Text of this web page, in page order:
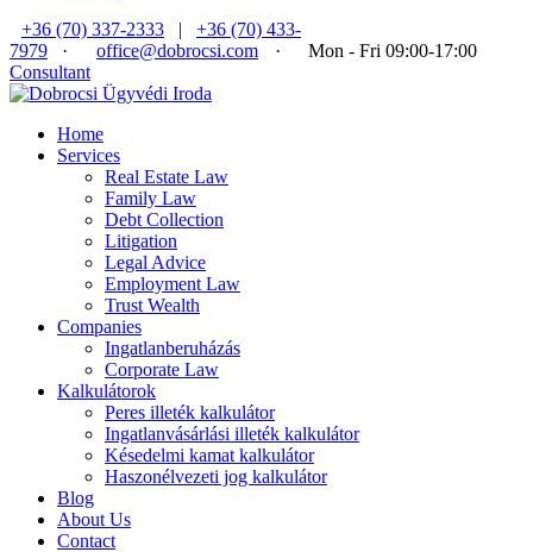
+36 (70) 337-2333
|
+36 (70) 433-
7979
· office@dobrocsi.com ·
Mon - Fri 09:00-17:00
Consultant
Home
Services
Real Estate Law
Family Law
Debt Collection
Litigation
Legal Advice
Employment Law
Trust Wealth
Companies
Ingatlanberuházás
Corporate Law
Kalkulátorok
Peres illeték kalkulátor
Ingatlanvásárlási illeték kalkulátor
Késedelmi kamat kalkulátor
Haszonélvezeti jog kalkulátor
Blog
About Us
Contact